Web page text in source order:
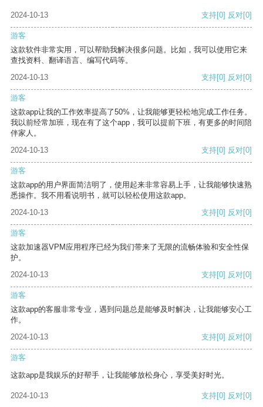
2024-10-13 支持[0] 反对[0]
游客
这款软件非常实用，可以帮助我解决很多问题。比如，我可以使用它来
查找资料、翻译语言、编写代码等。
2024-10-13
支持[0] 反对[0]
游客
这款app让我的工作效率提高了50%，让我能够更轻松地完成工作任务。
我以前经常加班，现在有了这个app，我可以提前下班，有更多的时间陪
伴家人。
2024-10-13
支持[0] 反对[0]
游客
这款app的用户界面简洁明了，使用起来非常容易上手，让我能够快速熟
悉操作。我不用看说明书，就可以轻松使用这款app。
2024-10-13
支持[0] 反对[0]
游客
这款加速器VPM应用程序已经为我们带来了无限的流畅体验和安全性保
护。
2024-10-13
支持[0] 反对[0]
游客
这款app的客服非常专业，遇到问题总是能够及时解决，让我能够安心工
作。
2024-10-13
支持[0] 反对[0]
游客
这款app是我娱乐的好帮手，让我能够放松身心，享受美好时光。
2024-10-13 支持[0] 反对[0]